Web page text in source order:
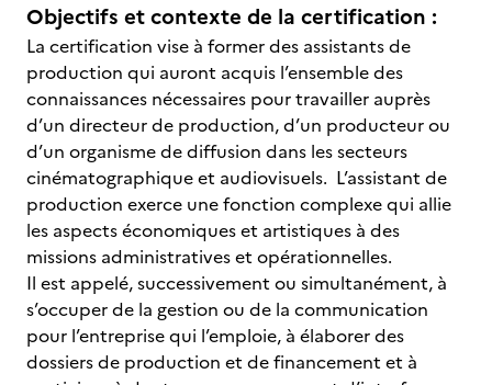
Objectifs et contexte de la certification :
La certification vise à former des assistants de
production qui auront acquis l’ensemble des
connaissances nécessaires pour travailler auprès
d’un directeur de production, d’un producteur ou
d’un organisme de diffusion dans les secteurs
cinématographique et audiovisuels. L’assistant de
production exerce une fonction complexe qui allie
les aspects économiques et artistiques à des
missions administratives et opérationnelles.
Il est appelé, successivement ou simultanément, à
s’occuper de la gestion ou de la communication
pour l’entreprise qui l’emploie, à élaborer des
dossiers de production et de financement et à